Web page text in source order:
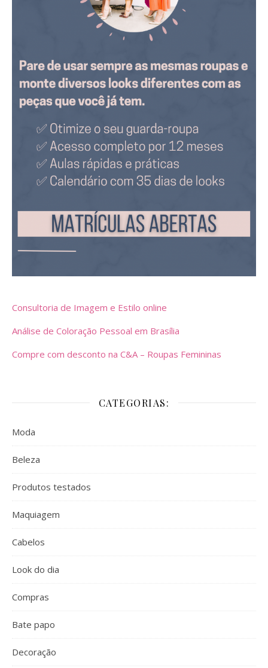
Consultoria de Imagem e Estilo online
Análise de Coloração Pessoal em Brasília
Compre com desconto na C&A – Roupas Femininas
CATEGORIAS:
Moda
Beleza
Produtos testados
Maquiagem
Cabelos
Look do dia
Compras
Bate papo
Decoração